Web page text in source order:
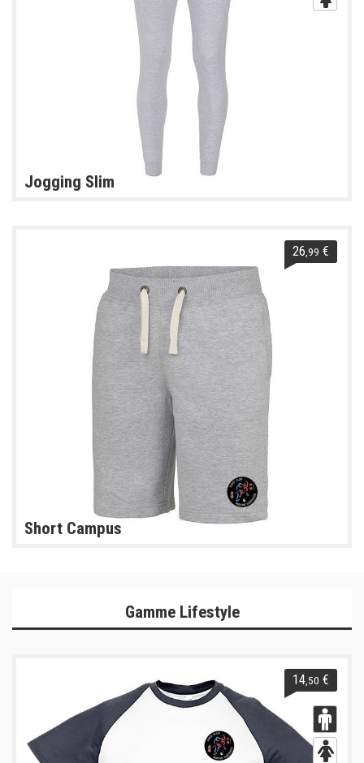
Jogging Slim
26 ,99 €
Short Campus
Gamme Lifestyle
14,50 €